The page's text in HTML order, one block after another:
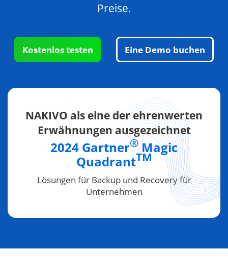
Preise.
Kostenlos testen Eine Demo buchen
NAKIVO als eine der ehrenwerten
Erwähnungen ausgezeichnet
2024 Gartner® Magic
QuadrantTM
Lösungen für Backup und Recovery für
Unternehmen